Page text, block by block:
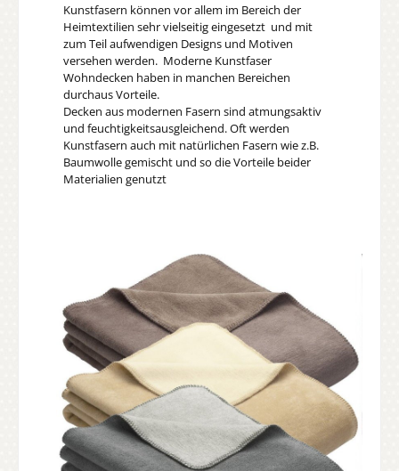
Kunstfasern können vor allem im Bereich der
Heimtextilien sehr vielseitig eingesetzt und mit
zum Teil aufwendigen Designs und Motiven
versehen werden. Moderne Kunstfaser
Wohndecken haben in manchen Bereichen
durchaus Vorteile.
Decken aus modernen Fasern sind atmungsaktiv
und feuchtigkeitsausgleichend. Oft werden
Kunstfasern auch mit natürlichen Fasern wie z.B.
Baumwolle gemischt und so die Vorteile beider
Materialien genutzt